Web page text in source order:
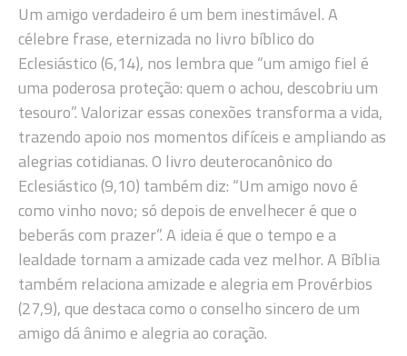
Um amigo verdadeiro é um bem inestimável. A
célebre frase, eternizada no livro bíblico do
Eclesiástico (6,14), nos lembra que “um amigo fiel é
uma poderosa proteção: quem o achou, descobriu um
tesouro”. Valorizar essas conexões transforma a vida,
trazendo apoio nos momentos difíceis e ampliando as
alegrias cotidianas. O livro deuterocanônico do
Eclesiástico (9,10) também diz: “Um amigo novo é
como vinho novo; só depois de envelhecer é que o
beberás com prazer”. A ideia é que o tempo e a
lealdade tornam a amizade cada vez melhor. A Bíblia
também relaciona amizade e alegria em Provérbios
(27,9), que destaca como o conselho sincero de um
amigo dá ânimo e alegria ao coração.